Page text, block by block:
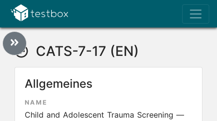
CATS-7-17 (EN)
Allgemeines
NAME
Child and Adolescent Trauma Screening —